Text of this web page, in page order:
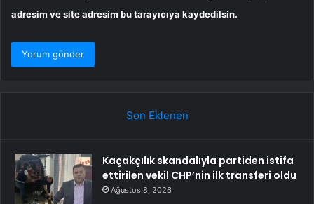
adresim ve site adresim bu tarayıcıya kaydedilsin.
Son Eklenen
Kaçakçılık skandalıyla partiden istifa
ettirilen vekil CHP’nin ilk transferi oldu
Ağustos 8, 2026